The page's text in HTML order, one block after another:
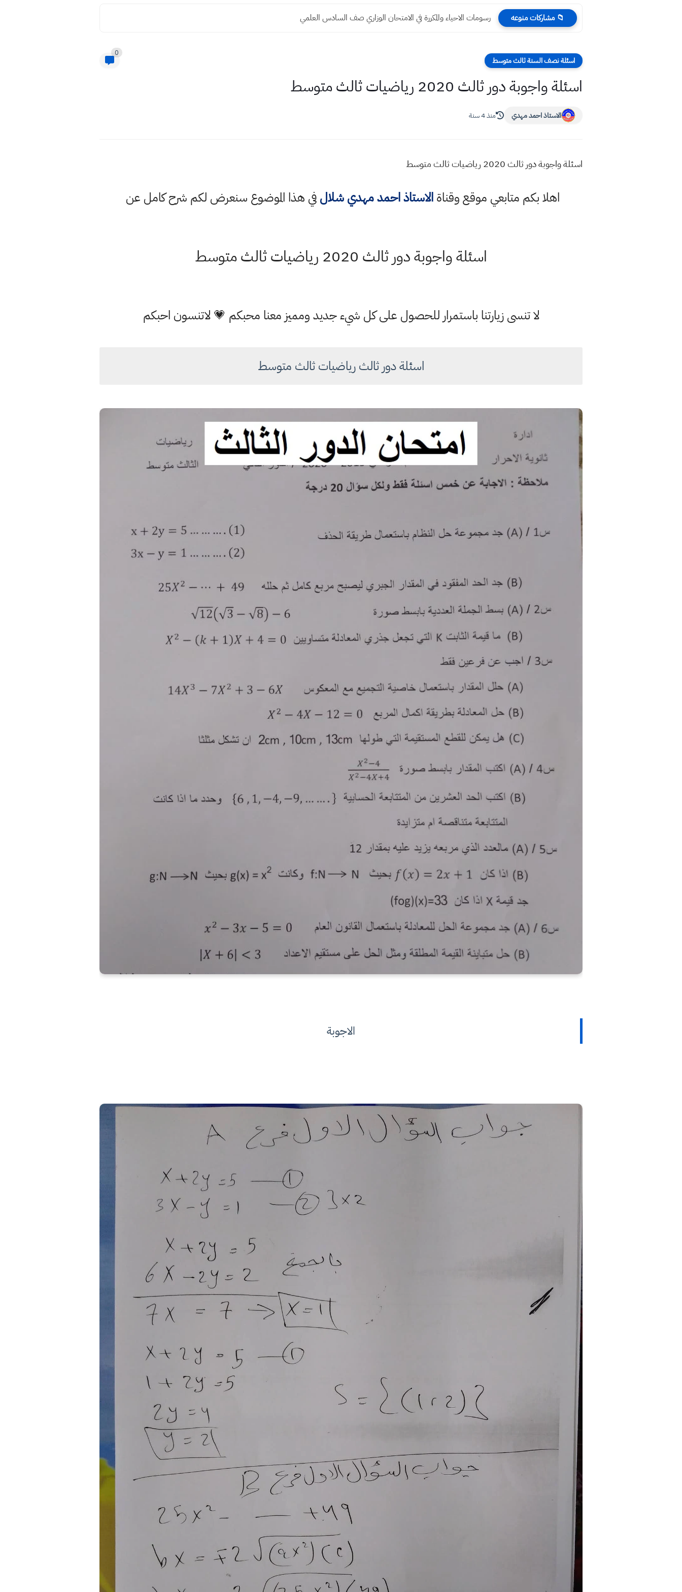
📁 مشاركات منوعه رسومات الاحياء والمكررة في الامتحان الوزاري صف السادس العلمي
اسئلة نصف السنة ثالث متوسط
0
اسئلة واجوبة دور ثالث 2020 رياضيات ثالث متوسط
الاستاذ احمد مهدي منذ 4 سنة
اسئلة واجوبة دور ثالث 2020 رياضيات ثالث متوسط
اهلا بكم متابعي موقع وقناةالاستاذ احمد مهدي شلالفي هذا الموضوع سنعرض لكم شرح كامل عن
اسئلة واجوبة دور ثالث 2020 رياضيات ثالث متوسط
لا تنسى زيارتنا باستمرار للحصول على كل شيء جديد ومميز معنا محبكم 💗 لاتنسون احبكم
اسئلة دور ثالث رياضيات ثالث متوسط
الاجوبة